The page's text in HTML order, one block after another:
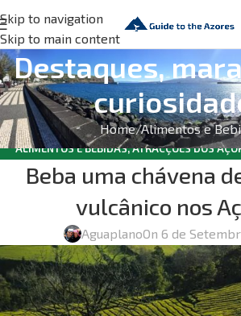
Skip to navigation
Skip to main content
Destaques,
Home Alimentos e
ALIMENTOS E BEBIDAS,ATRACÇÕES DOS
Beba uma chávena
vulcânico nos
AguaplanoOn 6 de